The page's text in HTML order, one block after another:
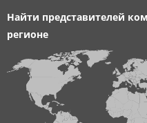
Найти представителей
регионе